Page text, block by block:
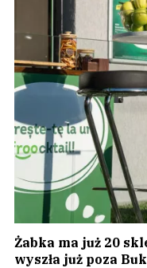
Żabka ma już 20
wyszła już poza